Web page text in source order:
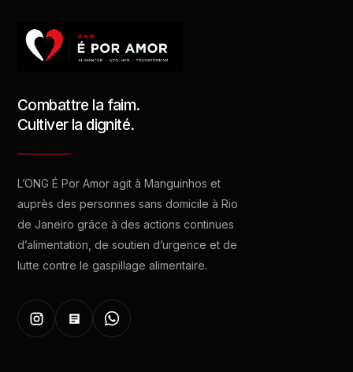
Combattre la faim.
Cultiver la dignité.
L’ONG É Por Amor agit à Manguinhos et
auprès des personnes sans domicile à Rio
de Janeiro grâce à des actions continues
d’alimentation, de soutien d’urgence et de
lutte contre le gaspillage alimentaire.